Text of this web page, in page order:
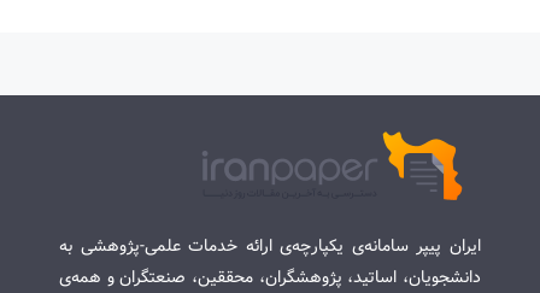
ایران پیپر سامانه‌ی یکپارچه‌ی ارائه خدمات علمی-پژوهشی به
دانشجویان، اساتید، پژوهشگران، محققین، صنعتگران و همه‌ی